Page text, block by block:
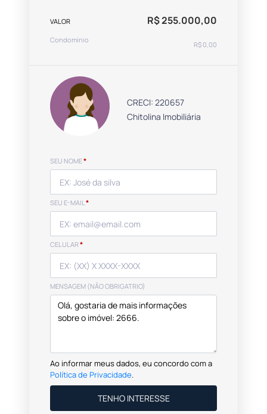
VALOR R$ 255.000,00
Condomínio
R$ 0,00
CRECI: 220657
Chitolina Imobiliária
SEU NOME*
SEU E-MAIL*
CELULAR *
MENSAGEM (NÃO OBRIGATRIO)
Ao informar meus dados, eu concordo com a
Política de Privacidade.
TENHO INTERESSE